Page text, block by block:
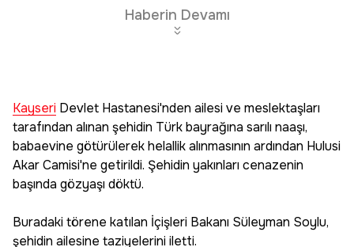
Haberin Devamı
Kayseri Devlet Hastanesi'nden ailesi ve meslektaşları
tarafından alınan şehidin Türk bayrağına sarılı naaşı,
babaevine götürülerek helallik alınmasının ardından Hulusi
Akar Camisi'ne getirildi. Şehidin yakınları cenazenin
başında gözyaşı döktü.
Buradaki törene katılan İçişleri Bakanı Süleyman Soylu,
şehidin ailesine taziyelerini iletti.